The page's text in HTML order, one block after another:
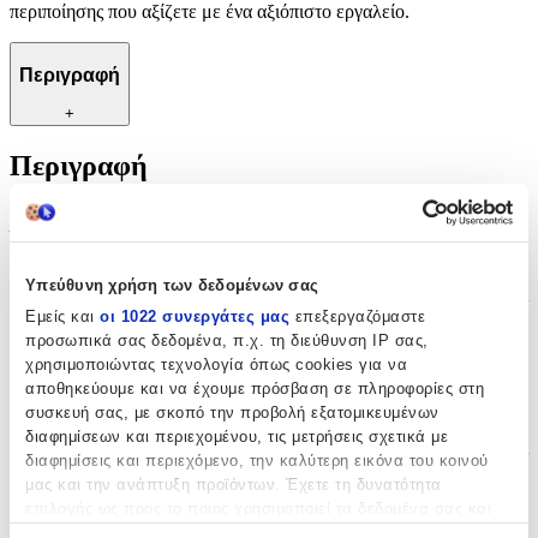
Υπεύθυνη χρήση των δεδομένων σας
Εμείς και οι 1022 συνεργάτες μας επεξεργαζόμαστε
προσωπικά σας δεδομένα, π.χ. τη διεύθυνση IP σας,
χρησιμοποιώντας τεχνολογία όπως cookies για να
αποθηκεύουμε και να έχουμε πρόσβαση σε πληροφορίες στη
συσκευή σας, με σκοπό την προβολή εξατομικευμένων
διαφημίσεων και περιεχομένου, τις μετρήσεις σχετικά με
διαφημίσεις και περιεχόμενο, την καλύτερη εικόνα του κοινού
μας και την ανάπτυξη προϊόντων. Έχετε τη δυνατότητα
περιποίησης που αξίζετε με ένα αξιόπιστο εργαλείο.
Περιγραφή
+
Περιγραφή
Με λίγα λόγια...
Ιδανικό εργαλείο για την προσεκτική και υγιεινή περιποίηση των
νυχιών, το σπρωχτηράκι / σκαλιστήρι από την Alezori προσφέρει
άνεση και ακρίβεια κατά την εφαρμογή. Η υψηλή ποιότητα
κατασκευής διασφαλίζει ανθεκτικότητα και ευκολία στη χρήση,
εξασφαλίζοντας τέλεια αποτελέσματα κάθε φορά. Εξαιρετική
επιλογή τόσο για επαγγελματίες όσο και για όσους εκτιμούν την
προσεγμένη εμφάνιση των χεριών, αφού διευκολύνει τον
καθαρισμό και το σχηματισμό της επιδερμίδας γύρω από τα νύχια
με ασφάλεια και αποτελεσματικότητα. Ζήστε την εμπειρία της
περιποίησης που αξίζετε με ένα αξιόπιστο εργαλείο.
Χαρακτηριστικά